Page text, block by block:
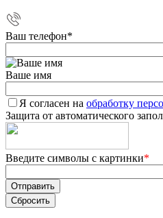
Ваш телефон*
Ваше имя
Я согласен на обработку
Защита от автоматического
Введите символы с картинки*